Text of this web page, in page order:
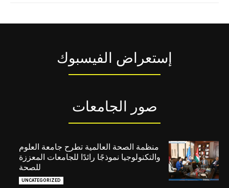
إستعراض الفيسبوك
صور الجامعات
منظمة الصحة العالمية تطرح جامعة العلوم
والتكنولوجيا نموذجًا رائدًا للجامعات المعززة
للصحة
UNCATEGORIZED